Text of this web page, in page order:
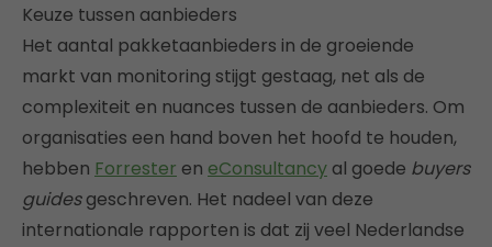
Keuze tussen aanbieders
Het aantal pakketaanbieders in de groeiende
markt van monitoring stijgt gestaag, net als de
complexiteit en nuances tussen de aanbieders. Om
organisaties een hand boven het hoofd te houden,
hebben Forrester en eConsultancy al goede buyers
guidesgeschreven. Het nadeel van deze
internationale rapporten is dat zij veel Nederlandse